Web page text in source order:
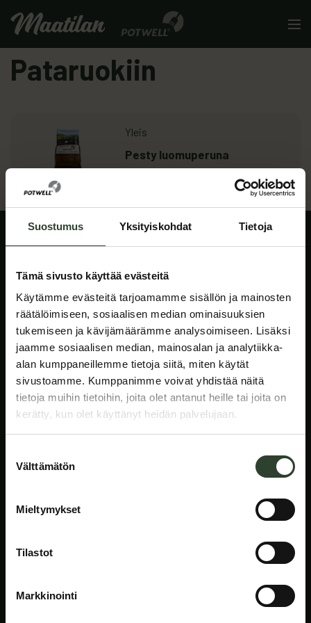
Suostumus Yksityiskohdat Tietoja
Tämä sivusto käyttää evästeitä
Käytämme evästeitä tarjoamamme sisällön ja mainosten
räätälöimiseen, sosiaalisen median ominaisuuksien
tukemiseen ja kävijämäärämme analysoimiseen. Lisäksi
jaamme sosiaalisen median, mainosalan ja analytiikka-
alan kumppaneillemme tietoja siitä, miten käytät
sivustoamme. Kumppanimme voivat yhdistää näitä
tietoja muihin tietoihin, joita olet antanut heille tai joita on
kerätty, kun olet käyttänyt heidän palvelujaan.
valinta
Välttämätön
Mieltymykset
Tilastot
Markkinointi
Pataruokiin
Yleis
Pesty luomuperuna
: Pesty luomuperuna
Potwell tarjoaa kotimaisia peruna- ja kasvisratkaisuja kaikille
asiakasryhmille. Rakennamme yhdessä tuottajiemme kanssa
modernia ja kestävää tapaa tuottaa ruokaa.
Kristiinankatu 11 A 21
64100 Kristiinankaupunki
info@potwell.fi
Facebook LinkedIn YouTube Instagram
Tuotteet
UKK